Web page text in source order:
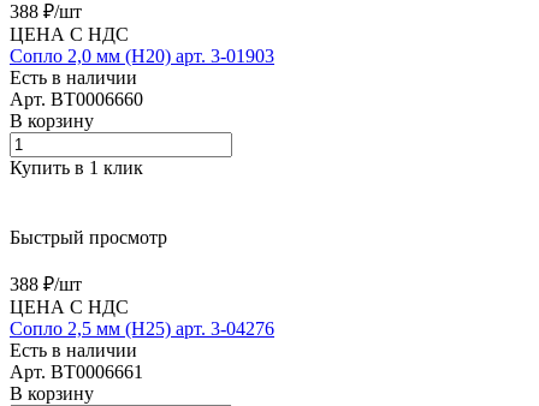
388 ₽/шт
ЦЕНА С НДС
Сопло 2,0 мм (H20) арт. 3-01903
Есть в наличии
Арт. BT0006660
В корзину
Купить в 1 клик
Быстрый просмотр
388 ₽/шт
ЦЕНА С НДС
Сопло 2,5 мм (H25) арт. 3-04276
Есть в наличии
Арт. BT0006661
В корзину